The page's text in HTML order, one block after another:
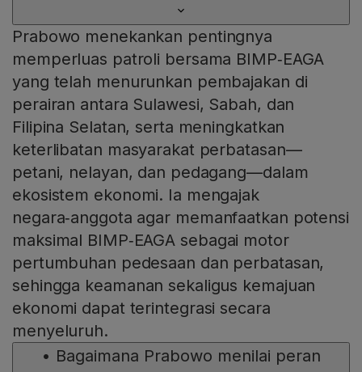
Prabowo menekankan pentingnya
memperluas patroli bersama BIMP‑EAGA
yang telah menurunkan pembajakan di
perairan antara Sulawesi, Sabah, dan
Filipina Selatan, serta meningkatkan
keterlibatan masyarakat perbatasan—
petani, nelayan, dan pedagang—dalam
ekosistem ekonomi. Ia mengajak
negara‑anggota agar memanfaatkan potensi
maksimal BIMP‑EAGA sebagai motor
pertumbuhan pedesaan dan perbatasan,
sehingga keamanan sekaligus kemajuan
ekonomi dapat terintegrasi secara
menyeluruh.
• Bagaimana Prabowo menilai peran